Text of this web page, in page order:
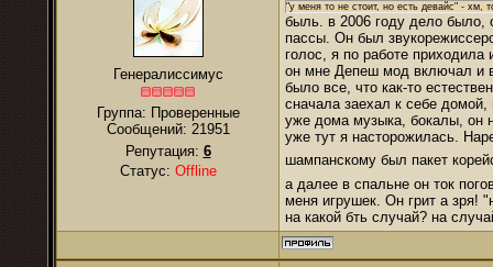
Генералиссимус
Группа: Проверенные
Сообщений: 21951
Репутация: 6
Статус: Offline
"у меня то не стоит, но есть девайс" - хм,
быль. в 2006 году дело было,
пассы. Он был
голос, я по работе
он мне Депеш мод включал и
было все, что как-то
сначала заехал к себе
уже дома музыка, бокалы, он
уже тут я насторожилась.
шампанскому был пакет
а далее в спальне он ток
меня игрушек. Он грит а зря!
на какой бть случай? на